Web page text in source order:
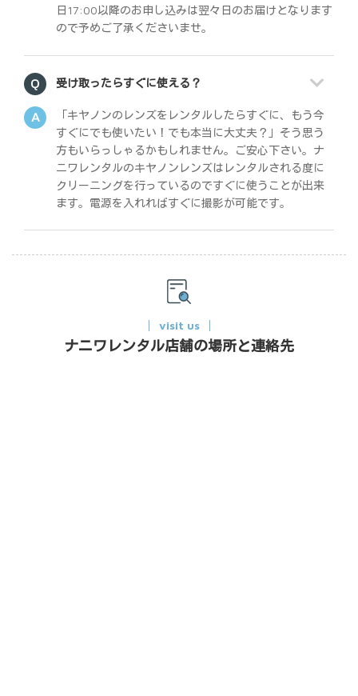
日17:00以降のお申し込みは翌々日のお届けとなります
ので予めご了承くださいませ。
受け取ったらすぐに使える？
「キヤノンのレンズをレンタルしたらすぐに、もう今
すぐにでも使いたい！でも本当に大丈夫？」そう思う
方もいらっしゃるかもしれません。ご安心下さい。ナ
ニワレンタルのキヤノンレンズはレンタルされる度に
クリーニングを行っているのですぐに使うことが出来
ます。電源を入れればすぐに撮影が可能です。
visit us
ナニワレンタル店舗の場所と連絡先